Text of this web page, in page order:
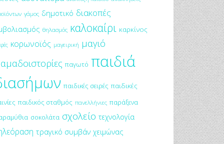
γάμος δημοτικό διακοπές
θηλασμός καλοκαίρι καρκίνος
κορωνοϊός μαγειρική μαγιό
παγωτό παιδιά
παιδικές σειρές παιδικές
παιδικός σταθμός πανελλήνιες παράξενα
σοκολάτα σχολείο τεχνολογία
τραγικό συμβάν χειμώνας